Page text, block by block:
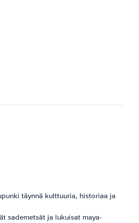
täynnä kulttuuria, historiaa ja
sademetsät ja lukuisat maya-